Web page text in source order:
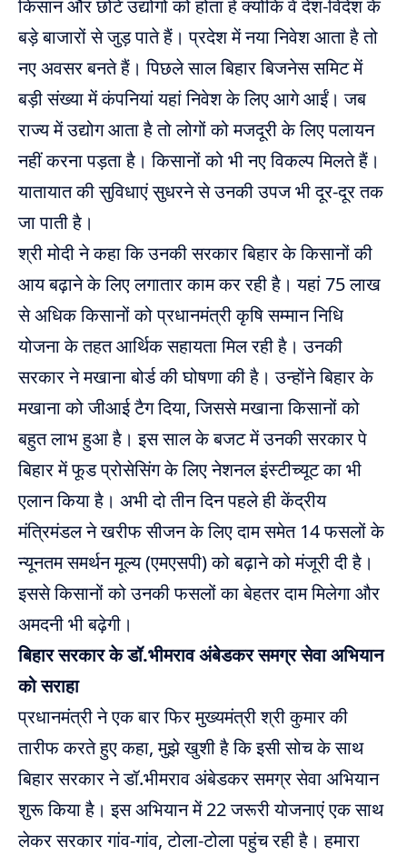
किसान और छोटे उद्योगों को होता हे क्योंकि वे देश-विदेश के
बड़े बाजारों से जुड़ पाते हैं। प्रदेश में नया निवेश आता है तो
नए अवसर बनते हैं। पिछले साल बिहार बिजनेस समिट में
बड़ी संख्या में कंपनियां यहां निवेश के लिए आगे आईं। जब
राज्य में उद्योग आता है तो लोगों को मजदूरी के लिए पलायन
नहीं करना पड़ता है। किसानों को भी नए विकल्प मिलते हैं।
यातायात की सुविधाएं सुधरने से उनकी उपज भी दूर-दूर तक
जा पाती है।
श्री मोदी ने कहा कि उनकी सरकार बिहार के किसानों की
आय बढ़ाने के लिए लगातार काम कर रही है। यहां 75 लाख
से अधिक किसानों को प्रधानमंत्री कृषि सम्मान निधि
योजना के तहत आर्थिक सहायता मिल रही है। उनकी
सरकार ने मखाना बोर्ड की घोषणा की है। उन्होंने बिहार के
मखाना को जीआई टैग दिया, जिससे मखाना किसानों को
बहुत लाभ हुआ है। इस साल के बजट में उनकी सरकार पे
बिहार में फूड प्रोसेसिंग के लिए नेशनल इंस्टीच्यूट का भी
एलान किया है। अभी दो तीन दिन पहले ही केंद्रीय
मंत्रिमंडल ने खरीफ सीजन के लिए दाम समेत 14 फसलों के
न्यूनतम समर्थन मूल्य (एमएसपी) को बढ़ाने को मंजूरी दी है।
इससे किसानों को उनकी फसलों का बेहतर दाम मिलेगा और
अमदनी भी बढ़ेगी।
बिहार सरकार के डॉ.भीमराव अंबेडकर समग्र सेवा अभियान
को सराहा
प्रधानमंत्री ने एक बार फिर मुख्यमंत्री श्री कुमार की
तारीफ करते हुए कहा, मुझे खुशी है कि इसी सोच के साथ
बिहार सरकार ने डॉ.भीमराव अंबेडकर समग्र सेवा अभियान
शुरू किया है। इस अभियान में 22 जरूरी योजनाएं एक साथ
लेकर सरकार गांव-गांव, टोला-टोला पहुंच रही है। हमारा